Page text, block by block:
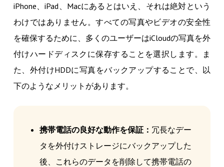
iPhone、iPad、Macにあるとはいえ、それは絶対という
わけではありません。すべての写真やビデオの安全性
を確保するために、多くのユーザーはiCloudの写真を外
付けハードディスクに保存することを選択します。ま
た、外付けHDDに写真をバックアップすることで、以
下のようなメリットがあります。
携帯電話の良好な動作を保証： 冗長なデー
タを外付けストレージにバックアップした
後、これらのデータを削除して携帯電話の